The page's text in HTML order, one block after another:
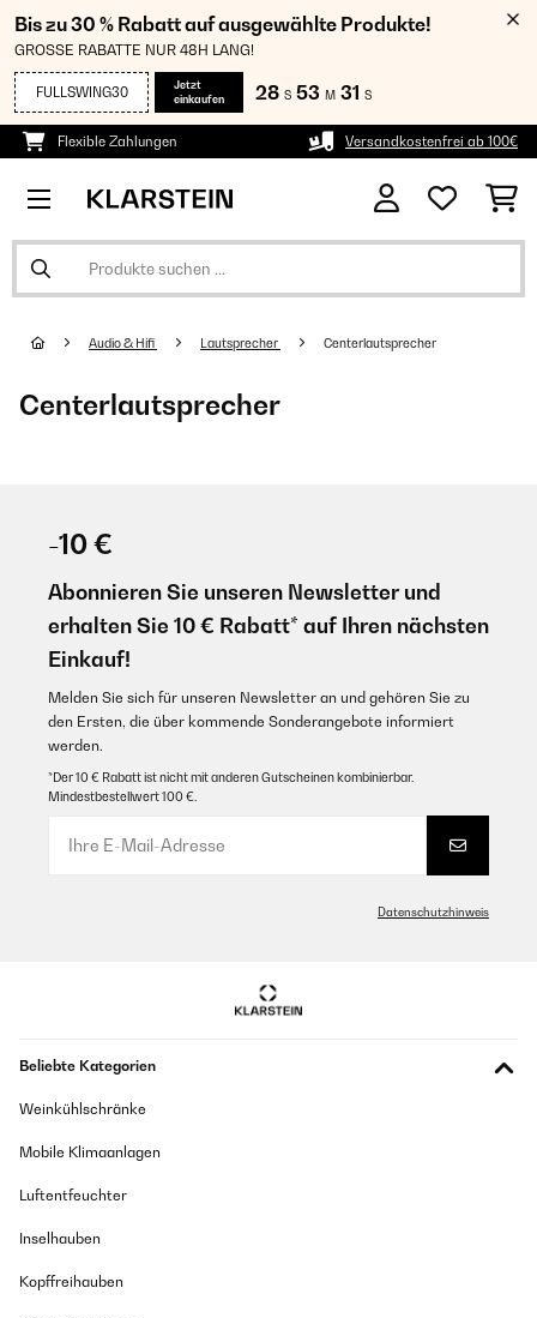
Bis zu 30 % Rabatt auf ausgewählte Produkte!
GROSSE RABATTE NUR 48H LANG!
FULLSWING30
Jetzt
einkaufen
28 S 53 M 31 S
Flexible Zahlungen Versandkostenfrei ab 100€
Audio & Hifi Lautsprecher Centerlautsprecher
Centerlautsprecher
-10 €
Abonnieren Sie unseren Newsletter und
erhalten Sie 10 € Rabatt* auf Ihren nächsten
Einkauf!
Melden Sie sich für unseren Newsletter an und gehören Sie zu
den Ersten, die über kommende Sonderangebote informiert
werden.
*Der 10 € Rabatt ist nicht mit anderen Gutscheinen kombinierbar.
Mindestbestellwert 100 €.
Datenschutzhinweis
Beliebte Kategorien
Weinkühlschränke
Mobile Klimaanlagen
Luftentfeuchter
Inselhauben
Kopffreihauben